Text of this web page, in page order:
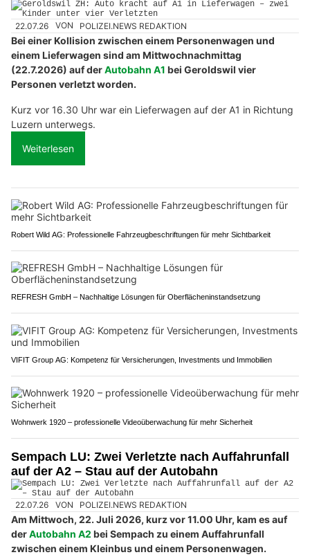
22.07.26 VON POLIZEI.NEWS REDAKTION
Bei einer Kollision zwischen einem Personenwagen und
einem Lieferwagen sind am Mittwochnachmittag
(22.7.2026) auf derAutobahn A1 bei Geroldswil vier
Personen verletzt worden.
Kurz vor 16.30 Uhr war ein Lieferwagen auf der A1 in Richtung
Luzern unterwegs.
Weiterlesen
Robert Wild AG: Professionelle Fahrzeugbeschriftungen für mehr Sichtbarkeit
REFRESH GmbH – Nachhaltige Lösungen für Oberflächeninstandsetzung
VIFIT Group AG: Kompetenz für Versicherungen, Investments und Immobilien
Wohnwerk 1920 – professionelle Videoüberwachung für mehr Sicherheit
Sempach LU: Zwei Verletzte nach Auffahrunfall
auf der A2 – Stau auf der Autobahn
22.07.26 VON POLIZEI.NEWS REDAKTION
Am Mittwoch, 22. Juli 2026, kurz vor 11.00 Uhr, kam es auf
derAutobahn A2 bei Sempach zu einem Auffahrunfall
zwischen einem Kleinbus und einem Personenwagen.